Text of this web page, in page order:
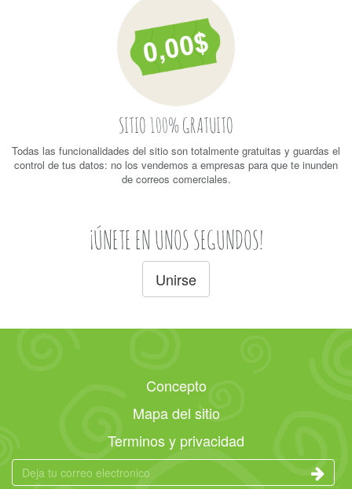
SITIO 100% GRATUITO
Todas las funcionalidades del sitio son totalmente gratuitas y guardas el
control de tus datos: no los vendemos a empresas para que te inunden
de correos comerciales.
¡ÚNETE EN UNOS SEGUNDOS!
Unirse
Concepto
Mapa del sitio
Terminos y privacidad